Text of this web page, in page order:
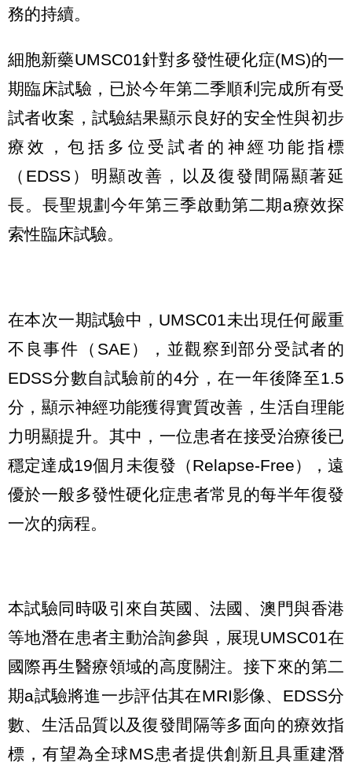
務的持續。
細胞新藥UMSC01針對多發性硬化症(MS)的一
期臨床試驗，已於今年第二季順利完成所有受
試者收案，試驗結果顯示良好的安全性與初步
療效，包括多位受試者的神經功能指標
（EDSS）明顯改善，以及復發間隔顯著延
長。長聖規劃今年第三季啟動第二期a療效探
索性臨床試驗。
在本次一期試驗中，UMSC01未出現任何嚴重
不良事件（SAE），並觀察到部分受試者的
EDSS分數自試驗前的4分，在一年後降至1.5
分，顯示神經功能獲得實質改善，生活自理能
力明顯提升。其中，一位患者在接受治療後已
穩定達成19個月未復發（Relapse-Free），遠
優於一般多發性硬化症患者常見的每半年復發
一次的病程。
本試驗同時吸引來自英國、法國、澳門與香港
等地潛在患者主動洽詢參與，展現UMSC01在
國際再生醫療領域的高度關注。接下來的第二
期a試驗將進一步評估其在MRI影像、EDSS分
數、生活品質以及復發間隔等多面向的療效指
標，有望為全球MS患者提供創新且具重建潛